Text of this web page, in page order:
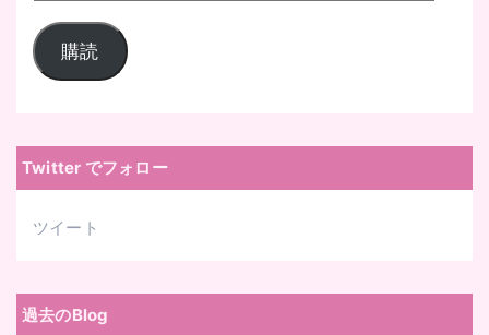
ー
ル
レ
購読
Twitter でフォロー
ツイート
過去のBlog